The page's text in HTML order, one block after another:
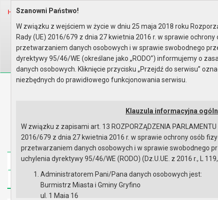
Home Prawo lokalne
Wyszukaj na stronie:
A A A
Strona główna Mapa serwisu Aktualności
Redakcja Instrukcja korzystania Dostępność
Szanowni Państwo!
W związku z wejściem w życie w dniu 25 maja 2018 roku
Rady (UE) 2016/679 z dnia 27 kwietnia 2016 r. w sprawie
przetwarzaniem danych osobowych i w sprawie swobodnego
dyrektywy 95/46/WE (określane jako „RODO”) informujemy o
danych osobowych. Kliknięcie przycisku „Przejdź do serwisu”
niezbędnych do prawidłowego funkcjonowania serwisu.
Klauzula informacyjna
W związku z zapisami art. 13 ROZPORZĄDZENIA PARLAMENTU
2016/679 z dnia 27 kwietnia 2016 r. w sprawie ochrony osób
przetwarzaniem danych osobowych i w sprawie swobodnego
uchylenia dyrektywy 95/46/WE (RODO) (Dz.U.UE. z 2016 r., L
Administratorem Pani/Pana danych osobowych jest:
Burmistrz Miasta i Gminy Gryfino
ul. 1 Maja 16